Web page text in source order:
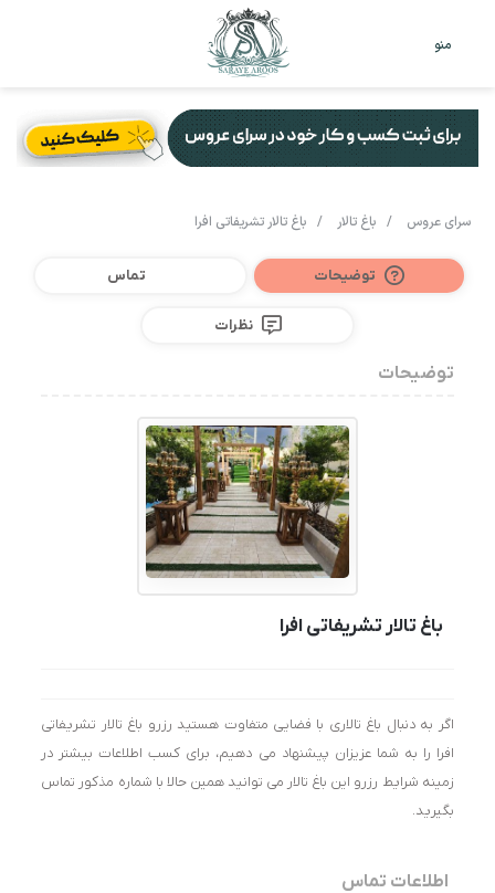
منو
سرای عروس / باغ تالار / باغ تالار تشریفاتی افرا
توضیحات تماس
نظرات
توضیحات
باغ تالار تشریفاتی افرا
اگر به دنبال باغ تالاری با فضایی متفاوت هستید رزرو باغ تالار تشریفاتی
افرا را به شما عزیزان پیشنهاد می دهیم، برای کسب اطلاعات بیشتر در
زمینه شرایط رزرو این باغ تالار می توانید همین حالا با شماره مذکور تماس
بگیرید.
اطلاعات تماس